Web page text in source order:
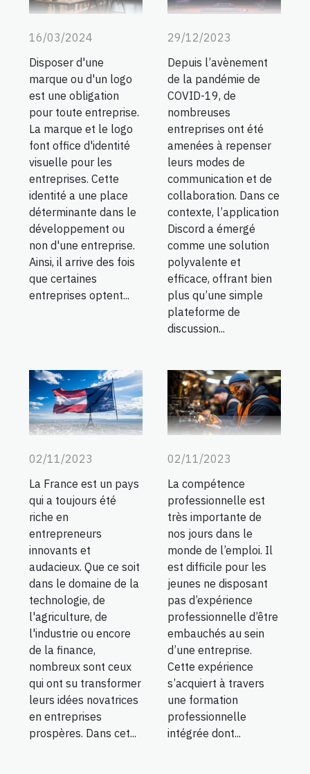
16/03/2024
Disposer d'une
marque ou d'un logo
est une obligation
pour toute entreprise.
La marque et le logo
font office d'identité
visuelle pour les
entreprises. Cette
identité a une place
déterminante dans le
développement ou
non d'une entreprise.
Ainsi, il arrive des fois
que certaines
entreprises optent...
29/12/2023
Depuis l’avènement
de la pandémie de
COVID-19, de
nombreuses
entreprises ont été
amenées à repenser
leurs modes de
communication et de
collaboration. Dans ce
contexte, l’application
Discord a émergé
comme une solution
polyvalente et
efficace, offrant bien
plus qu’une simple
plateforme de
discussion...
02/11/2023
La France est un pays
qui a toujours été
riche en
entrepreneurs
innovants et
audacieux. Que ce soit
dans le domaine de la
technologie, de
l'agriculture, de
l'industrie ou encore
de la finance,
nombreux sont ceux
qui ont su transformer
leurs idées novatrices
en entreprises
prospères. Dans cet...
02/11/2023
La compétence
professionnelle est
très importante de
nos jours dans le
monde de l’emploi. Il
est difficile pour les
jeunes ne disposant
pas d’expérience
professionnelle d’être
embauchés au sein
d’une entreprise.
Cette expérience
s’acquiert à travers
une formation
professionnelle
intégrée dont...